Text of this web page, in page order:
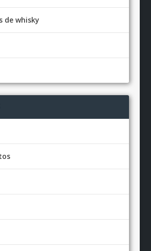
de whisky